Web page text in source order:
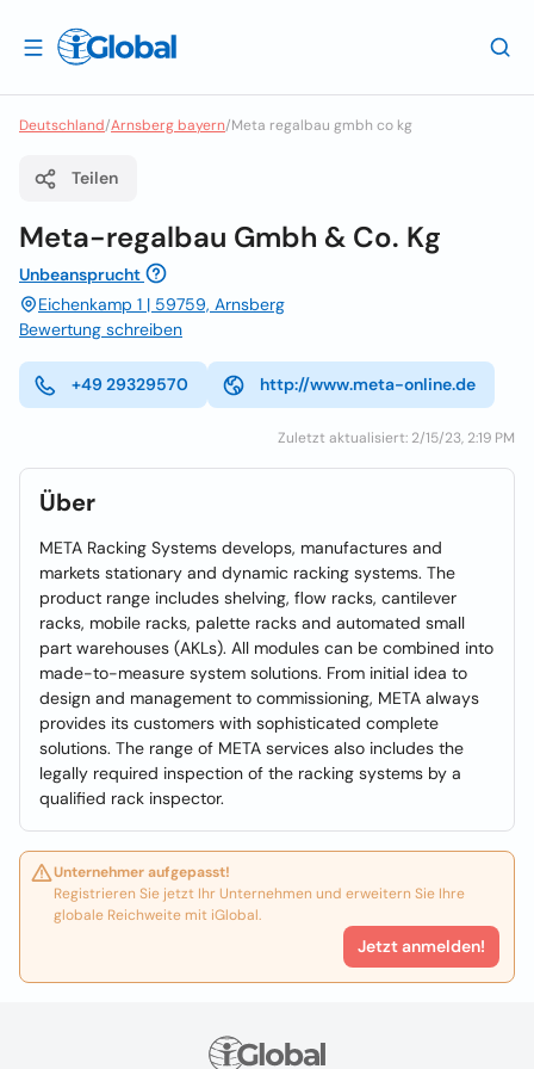
Deutschland/Arnsberg bayern/Meta regalbau gmbh co kg
Teilen
Meta-regalbau Gmbh & Co. Kg
Unbeansprucht
Eichenkamp 1 | 59759, Arnsberg
Bewertung schreiben
+49 29329570 http://www.meta-online.de
Zuletzt aktualisiert: 2/15/23, 2:19 PM
Über
META Racking Systems develops, manufactures and
markets stationary and dynamic racking systems. The
product range includes shelving, flow racks, cantilever
racks, mobile racks, palette racks and automated small
part warehouses (AKLs). All modules can be combined into
made-to-measure system solutions. From initial idea to
design and management to commissioning, META always
provides its customers with sophisticated complete
solutions. The range of META services also includes the
legally required inspection of the racking systems by a
qualified rack inspector.
Unternehmer aufgepasst!
Registrieren Sie jetzt Ihr Unternehmen und erweitern Sie Ihre
globale Reichweite mit iGlobal.
Jetzt anmelden!